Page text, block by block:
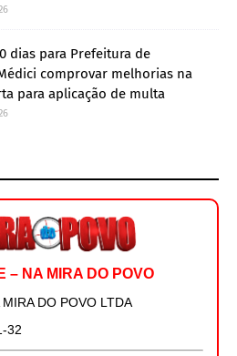
dias para Prefeitura de
comprovar melhorias na
para aplicação de multa
– NA MIRA DO POVO
DO POVO LTDA
32